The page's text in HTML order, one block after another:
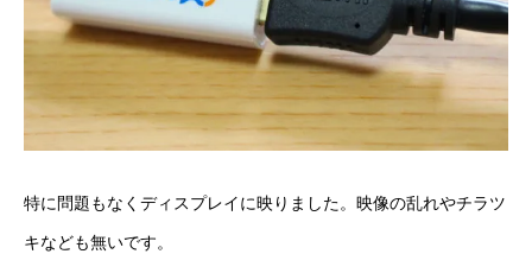
特に問題もなくディスプレイに映りました。映像の乱れやチラツ
キなども無いです。